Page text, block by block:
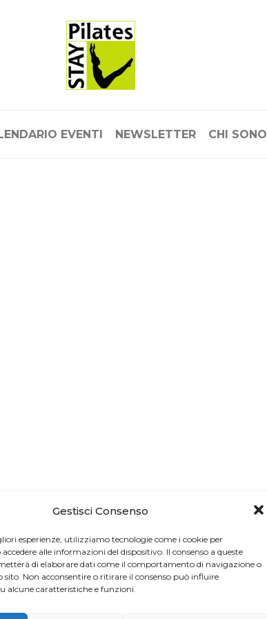
Gestisci Consenso
esperienze, utilizziamo tecnologie come i cookie per
alle informazioni del dispositivo. Il consenso a queste
di elaborare dati come il comportamento di navigazione o
sito. Non acconsentire o ritirare il consenso può influire
alcune caratteristiche e funzioni.
EVENTI NEWSLETTER CHI SONO